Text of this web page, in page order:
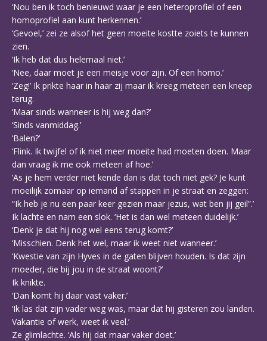
‘Nou ben ik toch benieuwd waar je een heteroprofiel of een
homoprofiel aan kunt herkennen.’
‘Gevoel,’ zei ze alsof het geen moeite kostte zoiets te kunnen
zien.
‘Ik heb dat dus helemaal niet.’
‘Nee, daar moet je een meisje voor zijn. Of een homo.’
‘Zeg!’ Ik prikte haar in haar zij maar ik kreeg meteen een kneep
terug.
‘Maar sinds wanneer is hij weg dan?’
‘Sinds vanmiddag.’
‘Balen?’
‘Flink. Ik twijfel of ik niet meer moeite had moeten doen. Maar
dan vraag ik me ook meteen af hoe.’
‘As je hem verder niet kende dan is dat toch niet gek? Je kunt
moeilijk zomaar op iemand af stappen in je straat en zeggen:
“Ik heb je nu een paar keer gezien maar jezus, wat ben jij geil”.’
Ik lachte en nam een slok. ‘Het is dan wel meteen duidelijk.’
‘Denk je dat hij nog wel eens terug komt?’
‘Misschien. Denk het wel, maar ik weet niet wanneer.’
‘Kwestie van zijn Hyves in de gaten blijven houden. Is dat zijn
moeder, die bij jou in de straat woont?’
Ik knikte.
‘Dan komt hij daar vast vaker.’
‘Ik las dat zijn vader weg was, maar dat hij gisteren zou landen.
Vakantie of werk, weet ik veel.’
Ze glimlachte. ‘Als hij dat maar vaker doet.’